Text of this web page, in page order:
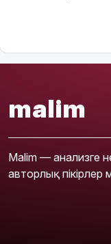
malim
Malim — анализге
авторлық